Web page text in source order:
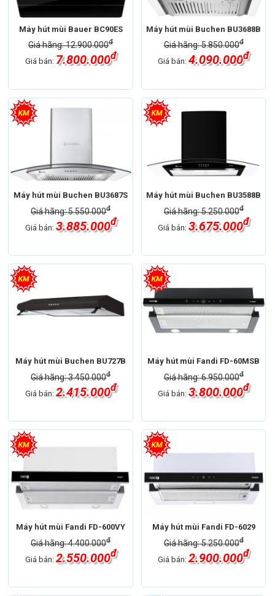
Máy hút mùi Bauer BC90ES
Giá hãng: 12.900.000đ
Giá bán: 7.800.000đ
Máy hút mùi Buchen BU3688B
Giá hãng: 5.850.000đ
Giá bán:4.090.000đ
Máy hút mùi Buchen BU3687S
Giá hãng: 5.550.000đ
Giá bán: 3.885.000đ
Máy hút mùi Buchen BU3588B
Giá hãng: 5.250.000đ
Giá bán:3.675.000đ
Máy hút mùi Buchen BU727B
Giá hãng: 3.450.000đ
Giá bán: 2.415.000đ
Máy hút mùi Fandi FD-60MSB
Giá hãng: 6.950.000đ
Giá bán:3.800.000đ
Máy hút mùi Fandi FD-600VY
Giá hãng: 4.400.000đ
Giá bán: 2.550.000đ
Máy hút mùi Fandi FD-6029
Giá hãng: 5.250.000đ
Giá bán:2.900.000đ